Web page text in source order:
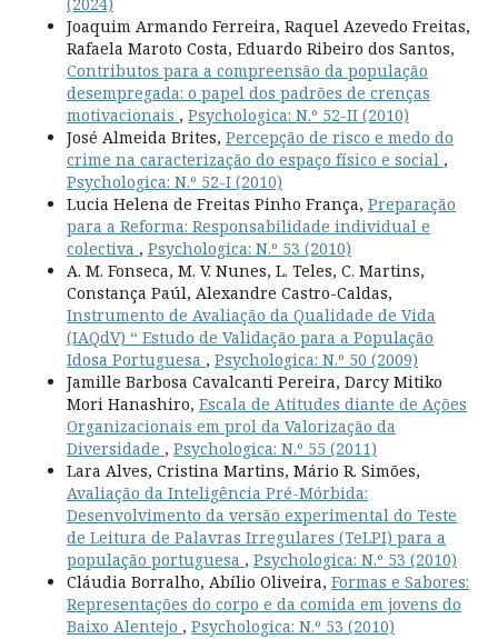
(2024)
Joaquim Armando Ferreira, Raquel Azevedo Freitas,
Rafaela Maroto Costa, Eduardo Ribeiro dos Santos,
Contributos para a compreensão da população
desempregada: o papel dos padrões de crenças
motivacionais , Psychologica: N.º 52-II (2010)
José Almeida Brites, Percepção de risco e medo do
crime na caracterização do espaço físico e social ,
Psychologica: N.º 52-I (2010)
Lucia Helena de Freitas Pinho França, Preparação
para a Reforma: Responsabilidade individual e
colectiva , Psychologica: N.º 53 (2010)
A. M. Fonseca, M. V. Nunes, L. Teles, C. Martins,
Constança Paúl, Alexandre Castro-Caldas,
Instrumento de Avaliação da Qualidade de Vida
(IAQdV) “ Estudo de Validação para a População
Idosa Portuguesa , Psychologica: N.º 50 (2009)
Jamille Barbosa Cavalcanti Pereira, Darcy Mitiko
Mori Hanashiro, Escala de Atitudes diante de Ações
Organizacionais em prol da Valorização da
Diversidade , Psychologica: N.º 55 (2011)
Lara Alves, Cristina Martins, Mário R. Simões,
Avaliação da Inteligência Pré-Mórbida:
Desenvolvimento da versão experimental do Teste
de Leitura de Palavras Irregulares (TeLPI) para a
população portuguesa , Psychologica: N.º 53 (2010)
Cláudia Borralho, Abílio Oliveira, Formas e Sabores:
Representações do corpo e da comida em jovens do
Baixo Alentejo , Psychologica: N.º 53 (2010)